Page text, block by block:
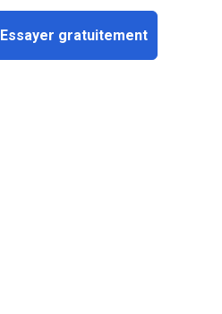
Essayer gratuitement